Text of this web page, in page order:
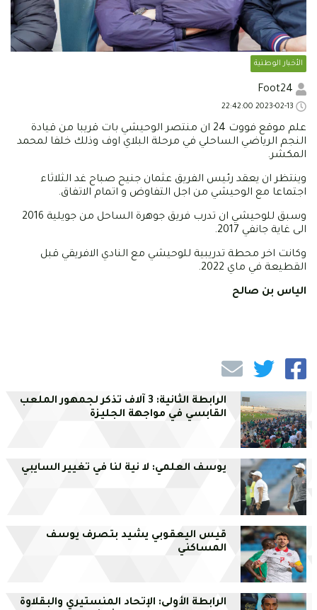
الأخبار الوطنية
علم موقع فووت 24 ان منتصر الوحيشي بات قريبا من قيادة
النجم الرياضي الساحلي في مرحلة البلاي اوف وذلك خلفا لمحمد
المكشر.
وينتظر ان يعقد رئيس الفريق عثمان جنيح صباح غد الثلاثاء
اجتماعا مع الوحيشي من اجل التفاوض و اتمام الاتفاق.
وسبق للوحيشي ان تدرب فريق جوهرة الساحل من جويلية 2016
الى غاية جانفي 2017.
وكانت اخر محطة تدريبية للوحيشي مع النادي الافريقي قبل
القطيعة في ماي 2022.
الياس بن صالح
الرابطة الثانية: 3 آلاف تذكر لجمهور الملعب
القابسي في مواجهة الجليزة
يوسف العلمي: لا نية لنا في تغيير السايبي
قيس اليعقوبي يشيد بتصرف يوسف
المساكني
الرابطة الأولى: الإتحاد المنستيري والبقلاوة